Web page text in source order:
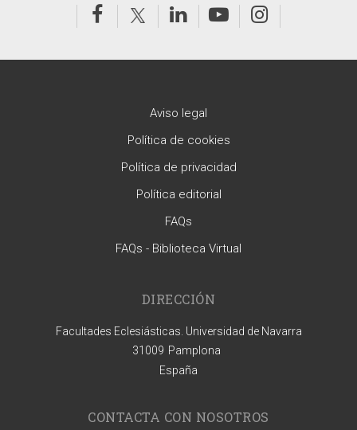
Aviso legal
Política de cookies
Política de privacidad
Política editorial
FAQs
FAQs - Biblioteca Virtual
DIRECCIÓN
Facultades Eclesiásticas. Universidad de Navarra
31009 Pamplona
España
CONTACTA CON NOSOTROS